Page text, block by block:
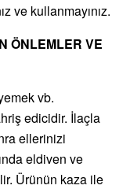
ve kullanmayınız.
ÖNLEMLER VE
vb.
edicidir. İlaçla
ellerinizi
eldiven ve
Ürünün kaza ile